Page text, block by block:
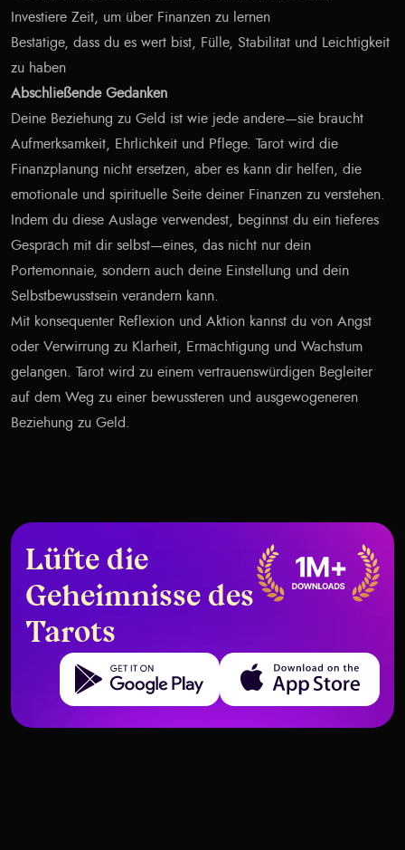
Investiere Zeit, um über Finanzen zu lernen
Bestätige, dass du es wert bist, Fülle, Stabilität und Leichtigkeit
zu haben
Abschließende Gedanken
Deine Beziehung zu Geld ist wie jede andere—sie braucht
Aufmerksamkeit, Ehrlichkeit und Pflege. Tarot wird die
Finanzplanung nicht ersetzen, aber es kann dir helfen, die
emotionale und spirituelle Seite deiner Finanzen zu verstehen.
Indem du diese Auslage verwendest, beginnst du ein tieferes
Gespräch mit dir selbst—eines, das nicht nur dein
Portemonnaie, sondern auch deine Einstellung und dein
Selbstbewusstsein verändern kann.
Mit konsequenter Reflexion und Aktion kannst du von Angst
oder Verwirrung zu Klarheit, Ermächtigung und Wachstum
gelangen. Tarot wird zu einem vertrauenswürdigen Begleiter
auf dem Weg zu einer bewussteren und ausgewogeneren
Beziehung zu Geld.
Lüfte die
Geheimnisse des
Tarots
Get it on Google Play Download on the App Store